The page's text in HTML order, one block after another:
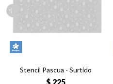
Stencil Pascua - Surtido
$ 225